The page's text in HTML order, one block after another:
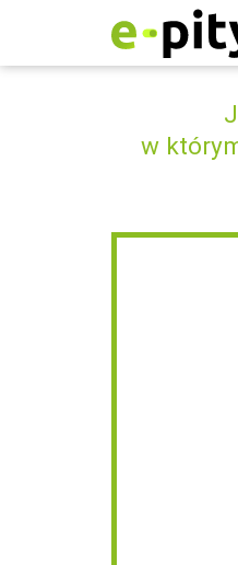
w